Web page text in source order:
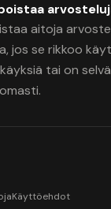
aitoja
jos se rikkoo
tai on
Käyttöehdot